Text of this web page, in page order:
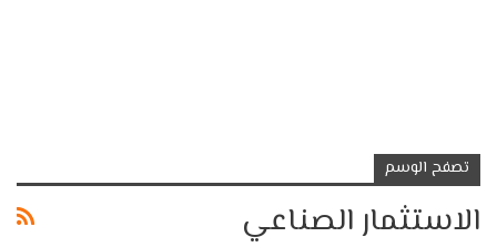
تصفح الوسم
الاستثمار الصناعي